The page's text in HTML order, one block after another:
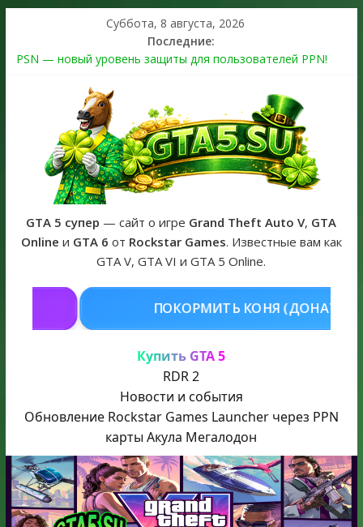
Суббота, 8 августа, 2026
Последние:
PSN — новый уровень защиты для пользователей PPN!
The Kortz Center Heist выйдет в GTA Online уже 14 июля
Регистрация в Rockstar Games Social Club ошибка #1.500.7:
как зарегистрировать аккаунт и войти без проблем в 2026
Получайте особые награды в GTA Online по программе
Fine Art Collector
GTA 6 официальная обложка игры и Предзаказ Grand Theft
Auto VI
GTA 5 супер — сайт о игре Grand Theft Auto V, GTA
Online и GTA 6 от Rockstar Games. Известные вам как
GTA V, GTA VI и GTA 5 Online.
КУПИТЬ GTA
Купить GTA 5
RDR 2
Новости и события
Обновление Rockstar Games Launcher через PPN
карты Акула Мегалодон